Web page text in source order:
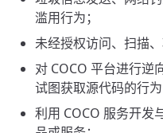
滥用行为；
未经授权访问、扫描
对 COCO 平台进行逆
试图获取源代码的行为
利用 COCO 服务开发